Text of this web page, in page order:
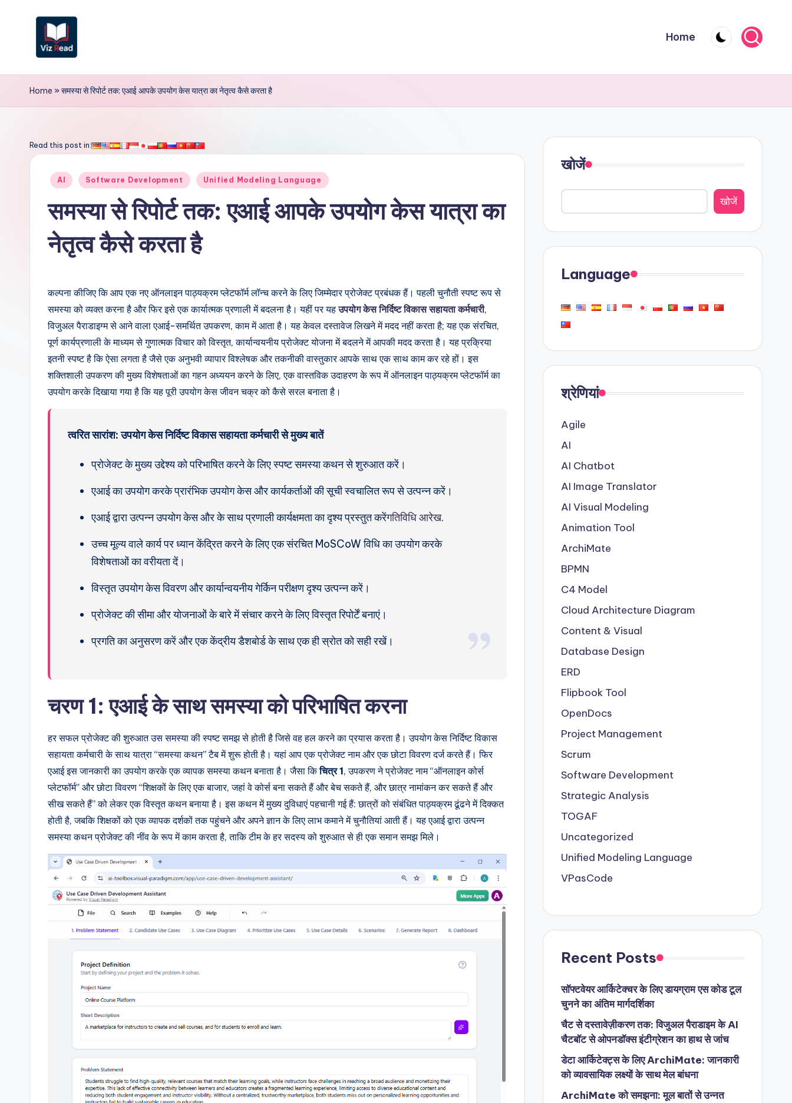
V
iz
e
A
si
Home
Home »समस्या से रिपोर्ट तक: एआई आपके उपयोग केस यात्रा का नेतृत्व कैसे करता है
Read this post in:
Posted
AI Software Development Unified Modeling Language
समस्या से रिपोर्ट तक: एआई आपके उपयोग केस यात्रा का
नेतृत्व कैसे करता है
कल्पना कीजिए कि आप एक नए ऑनलाइन पाठ्यक्रम प्लेटफॉर्म लॉन्च करने के लिए जिम्मेदार प्रोजेक्ट प्रबंधक हैं। पहली चुनौती स्पष्ट रूप से
समस्या को व्यक्त करना है और फिर इसे एक कार्यात्मक प्रणाली में बदलना है। यहीं पर यहउपयोग केस निर्दिष्ट विकास सहायता कर्मचारी,
विजुअल पैराडाइग्म से आने वाला एआई-समर्थित उपकरण, काम में आता है। यह केवल दस्तावेज लिखने में मदद नहीं करता है; यह एक संरचित,
पूर्ण कार्यप्रणाली के माध्यम से गुणात्मक विचार को विस्तृत, कार्यान्वयनीय प्रोजेक्ट योजना में बदलने में आपकी मदद करता है। यह प्रक्रिया
इतनी स्पष्ट है कि ऐसा लगता है जैसे एक अनुभवी व्यापार विश्लेषक और तकनीकी वास्तुकार आपके साथ एक साथ काम कर रहे हों। इस
शक्तिशाली उपकरण की मुख्य विशेषताओं का गहन अध्ययन करने के लिए, एक वास्तविक उदाहरण के रूप में ऑनलाइन पाठ्यक्रम प्लेटफॉर्म का
उपयोग करके दिखाया गया है कि यह पूरी उपयोग केस जीवन चक्र को कैसे सरल बनाता है।
त्वरित सारांश: उपयोग केस निर्दिष्ट विकास सहायता कर्मचारी से मुख्य बातें
प्रोजेक्ट के मुख्य उद्देश्य को परिभाषित करने के लिए स्पष्ट समस्या कथन से शुरुआत करें।
एआई का उपयोग करके प्रारंभिक उपयोग केस और कार्यकर्ताओं की सूची स्वचालित रूप से उत्पन्न करें।
एआई द्वारा उत्पन्न उपयोग केस और के साथ प्रणाली कार्यक्षमता का दृश्य प्रस्तुत करेंगतिविधि आरेख.
उच्च मूल्य वाले कार्य पर ध्यान केंद्रित करने के लिए एक संरचित MoSCoW विधि का उपयोग करके
विशेषताओं का वरीयता दें।
विस्तृत उपयोग केस विवरण और कार्यान्वयनीय गेर्किन परीक्षण दृश्य उत्पन्न करें।
प्रोजेक्ट की सीमा और योजनाओं के बारे में संचार करने के लिए विस्तृत रिपोर्टें बनाएं।
प्रगति का अनुसरण करें और एक केंद्रीय डैशबोर्ड के साथ एक ही स्रोत को सही रखें।
चरण 1: एआई के साथ समस्या को परिभाषित करना
हर सफल प्रोजेक्ट की शुरुआत उस समस्या की स्पष्ट समझ से होती है जिसे वह हल करने का प्रयास करता है। उपयोग केस निर्दिष्ट विकास
सहायता कर्मचारी के साथ यात्रा “समस्या कथन” टैब में शुरू होती है। यहां आप एक प्रोजेक्ट नाम और एक छोटा विवरण दर्ज करते हैं। फिर
एआई इस जानकारी का उपयोग करके एक व्यापक समस्या कथन बनाता है। जैसा किचित्र 1, उपकरण ने प्रोजेक्ट नाम “ऑनलाइन कोर्स
प्लेटफॉर्म” और छोटा विवरण “शिक्षकों के लिए एक बाजार, जहां वे कोर्स बना सकते हैं और बेच सकते हैं, और छात्र नामांकन कर सकते हैं और
सीख सकते हैं” को लेकर एक विस्तृत कथन बनाया है। इस कथन में मुख्य दुविधाएं पहचानी गई हैं: छात्रों को संबंधित पाठ्यक्रम ढूंढने में दिक्कत
होती है, जबकि शिक्षकों को एक व्यापक दर्शकों तक पहुंचने और अपने ज्ञान के लिए लाभ कमाने में चुनौतियां आती हैं। यह एआई द्वारा उत्पन्न
समस्या कथन प्रोजेक्ट की नींव के रूप में काम करता है, ताकि टीम के हर सदस्य को शुरुआत से ही एक समान समझ मिले।
खोजें
खोजें
Language
श्रेणियां
Agile
AI
AI Chatbot
AI Image Translator
AI Visual Modeling
Animation Tool
ArchiMate
BPMN
C4 Model
Cloud Architecture Diagram
Content & Visual
Database Design
ERD
Flipbook Tool
OpenDocs
Project Management
Scrum
Software Development
Strategic Analysis
TOGAF
Uncategorized
Unified Modeling Language
VPasCode
Recent Posts
सॉफ्टवेयर आर्किटेक्चर के लिए डायग्राम एस कोड टूल
चुनने का अंतिम मार्गदर्शिका
चैट से दस्तावेज़ीकरण तक: विजुअल पैराडाइम के AI
चैटबॉट से ओपनडॉक्स इंटीग्रेशन का हाथ से जांच
डेटा आर्किटेक्ट्स के लिए ArchiMate: जानकारी
को व्यावसायिक लक्ष्यों के साथ मेल बांधना
ArchiMate को समझना: मूल बातों से उन्नत